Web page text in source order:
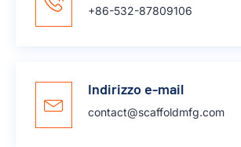
+86-532-87809106
Indirizzo e-mail
contact@scaffoldmfg.com